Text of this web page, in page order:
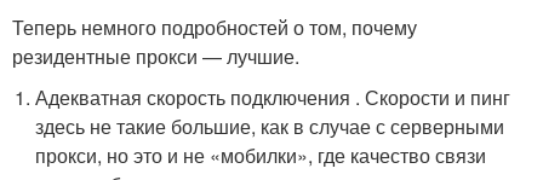
Теперь немного подробностей о том, почему
резидентные прокси — лучшие.
Адекватная скорость подключения . Скорости и пинг
здесь не такие большие, как в случае с серверными
прокси, но это и не «мобилки», где качество связи